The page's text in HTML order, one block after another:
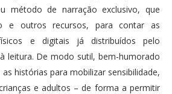
método de narração exclusivo, que
e outros recursos, para contar as
e digitais já distribuídos pelo
leitura. De modo sutil, bem-humorado
histórias para mobilizar sensibilidade,
e adultos – de forma a permitir